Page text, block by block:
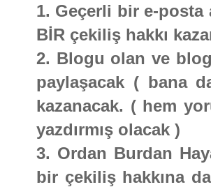
1. Geçerli bir e-posta
BİR çekiliş hakkı
2. Blogu olan ve
paylaşacak ( bana
kazanacak. ( hem
yazdırmış olacak )
3. Ordan Burdan
bir çekiliş hakkına